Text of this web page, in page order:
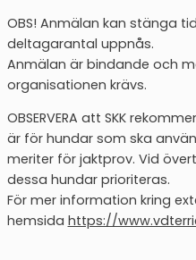
OBS! Anmälan kan stänga
deltagarantal uppnås.
Anmälan är bindande och
organisationen krävs.
OBSERVERA att SKK
är för hundar som ska
meriter för jaktprov. Vid
dessa hundar prioriteras.
För mer information kring
hemsida https://